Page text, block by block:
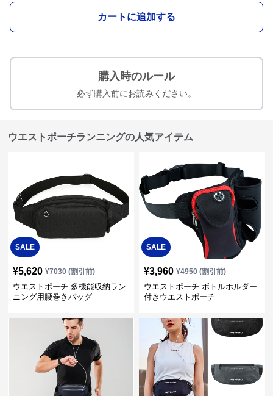
カートに追加する
購入時のルール
必ず購入前にお読みください。
ウエストポーチランニングの人気アイテム
SALE
¥5,620 ¥7030(割引前)
ウエストポーチ 多機能収納ラン
ニング用腰巻きバッグ
SALE
¥3,960 ¥4950(割引前)
ウエストポーチ ボトルホルダー
付きウエストポーチ